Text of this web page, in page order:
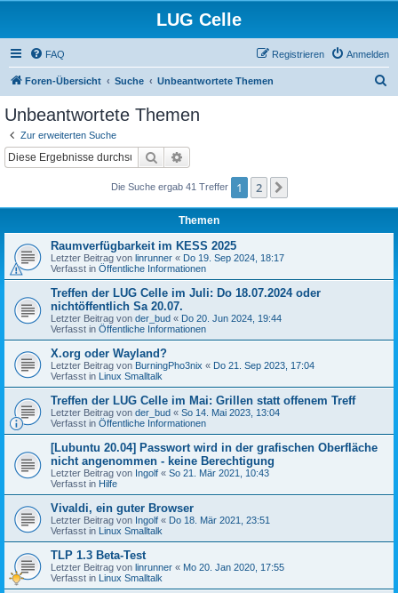
LUG Celle
FAQ Anmelden
Registrieren
Foren-Übersicht Suche Unbeantwortete Themen
Unbeantwortete Themen
Zur erweiterten Suche
Suche
Die Suche ergab 41 Treffer 1 2
Themen
Raumverfügbarkeit im KESS 2025
Letzter Beitrag von linrunner « Do 19. Sep 2024, 18:17
Verfasst in Öffentliche Informationen
Treffen der LUG Celle im Juli: Do 18.07.2024 oder
nichtöffentlich Sa 20.07.
Letzter Beitrag von der_bud « Do 20. Jun 2024, 19:44
Verfasst in Öffentliche Informationen
X.org oder Wayland?
Letzter Beitrag von BurningPho3nix « Do 21. Sep 2023, 17:04
Verfasst in Linux Smalltalk
Treffen der LUG Celle im Mai: Grillen statt offenem Treff
Letzter Beitrag von der_bud « So 14. Mai 2023, 13:04
Verfasst in Öffentliche Informationen
[Lubuntu 20.04] Passwort wird in der grafischen Oberfläche
nicht angenommen - keine Berechtigung
Letzter Beitrag von Ingolf « So 21. Mär 2021, 10:43
Verfasst in Hilfe
Vivaldi, ein guter Browser
Letzter Beitrag von Ingolf « Do 18. Mär 2021, 23:51
Verfasst in Linux Smalltalk
TLP 1.3 Beta-Test
Letzter Beitrag von linrunner « Mo 20. Jan 2020, 17:55
Verfasst in Linux Smalltalk